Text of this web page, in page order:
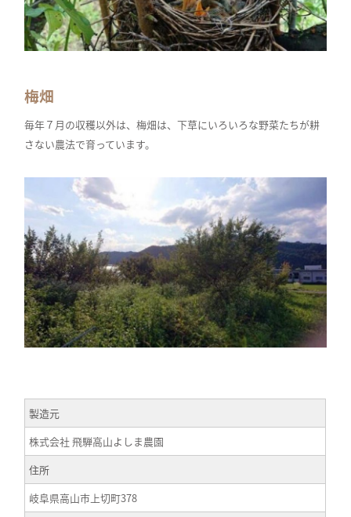
梅畑
毎年７月の収穫以外は、梅畑は、下草にいろいろな野菜たちが耕
さない農法で育っています。
製造元
株式会社 飛騨高山よしま農園
住所
岐阜県高山市上切町378